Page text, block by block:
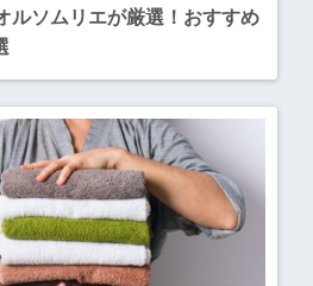
ルソムリエが厳選！おすすめ